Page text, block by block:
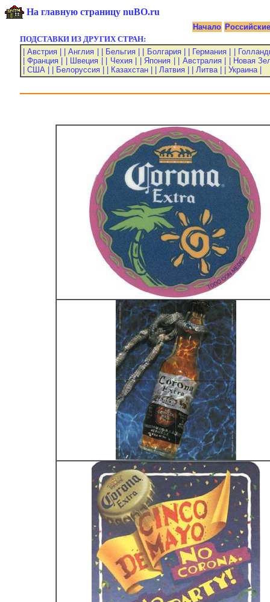
На главную страницу nuBO.ru
Начало Российские
ПОДСТАВКИ ИЗ ДРУГИХ СТРАН:
| Австрия |
| Англия | | Бельгия | | Болгария | | Германия |
|
| Франция |
| Швеция | | Чехия | | Япония | | Австралия |
| Новая
| США |
| Белоруссия | | Казахстан | | Латвия | | Литва | | Украина |